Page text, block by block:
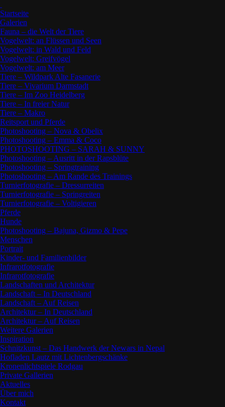
Startseite
Galerien
Fauna – die Welt der Tiere
Vogelwelt: an Flüssen und Seen
Vogelwelt: in Wald und Feld
Vogelwelt: Greifvögel
Vogelwelt: am Meer
Tiere – Wildpark Alte Fasanerie
Tiere – Vivarium Darmstadt
Tiere – Im Zoo Heidelberg
Tiere – In freier Natur
Tiere – Makro
Reitsport und Pferde
Photoshooting – Nova & Obelix
Photoshooting – Emma & Coco
PHOTOSHOOTING – SARAH & SUNNY
Photoshooting – Ausritt in der Rapsblüte
Photoshooting – Springtraining
Photoshooting – Am Rande des Trainings
Turnierfotografie – Dressurreiten
Turnierfotografie – Springreiten
Turnierfotografie – Voltigieren
Pferde
Hunde
Photoshooting – Bajuna, Gizmo & Pepe
Menschen
Portrait
Kinder- und Familienbilder
Infrarotfotografie
Infrarotfotografie
Landschaften und Architektur
Landschaft – In Deutschland
Landschaft – Auf Reisen
Architektur – In Deutschland
Architektur – Auf Reisen
Weitere Galerien
Inspiration
Schnitzkunst – Das Handwerk der Newars in Nepal
Hofladen Lautz mit Lichtenbergschänke
Kronenlichtspiele Rodgau
Private Gallerien
Aktuelles
Über mich
Kontakt